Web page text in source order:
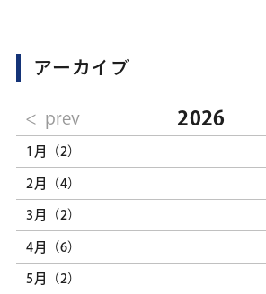
アーカイブ
prev 2026
1月（2）
2月（4）
3月（2）
4月（6）
5月（2）